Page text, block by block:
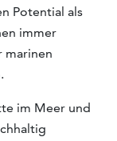
Potential als
immer
marinen
im Meer und